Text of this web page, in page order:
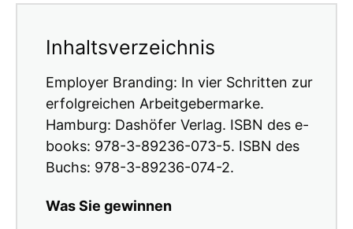
Inhaltsverzeichnis
Employer Branding: In vier Schritten zur
erfolgreichen Arbeitgebermarke.
Hamburg: Dashöfer Verlag. ISBN des e-
books: 978-3-89236-073-5. ISBN des
Buchs: 978-3-89236-074-2.
Was Sie gewinnen